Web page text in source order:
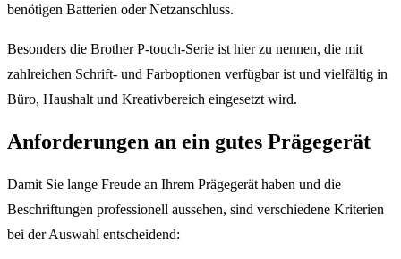
benötigen Batterien oder Netzanschluss.
Besonders die Brother P-touch-Serie ist hier zu nennen, die mit
zahlreichen Schrift- und Farboptionen verfügbar ist und vielfältig in
Büro, Haushalt und Kreativbereich eingesetzt wird.
Anforderungen an ein gutes Prägegerät
Damit Sie lange Freude an Ihrem Prägegerät haben und die
Beschriftungen professionell aussehen, sind verschiedene Kriterien
bei der Auswahl entscheidend: